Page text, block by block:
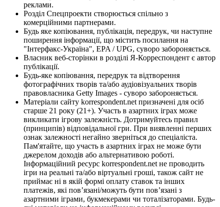
реклами.
Розділ Спецпроекти створюється спільно з
комерційними партнерами.
Будь яке копіювання, публікація, передрук, чи наступне
поширення інформації, що містить посилання на
"Інтерфакс-Україна", EPA / UPG, суворо забороняється.
Власник веб-сторінки в розділі Я-Корреспондент є автор
публікації.
Будь-яке копіювання, передрук та відтворення
фотографічних творів та/або аудіовізуальних творів
правовласника Getty Images - суворо забороняється.
Матеріали сайту korrespondent.net призначені для осіб
старше 21 року (21+). Участь в азартних іграх може
викликати ігрову залежність. Дотримуйтесь правил
(принципів) відповідальної гри. При виявленні перших
ознак залежності негайно зверніться до спеціаліста.
Пам'ятайте, що участь в азартних іграх не може бути
джерелом доходів або альтернативою роботі.
Інформаційний ресурс korrespondent.net не проводить
ігри на реальні та/або віртуальні гроші, також сайт не
приймає ні в якій формі оплату ставок та інших
платежів, які пов’язані/можуть бути пов’язані з
азартними іграми, букмекерами чи тоталізаторами. Будь-